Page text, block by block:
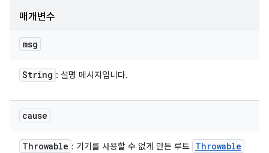
매개변수
msg
String : 설명 메시지입니다.
cause
Throwable : 기기를 사용할 수 없게 만든 루트 Throwable